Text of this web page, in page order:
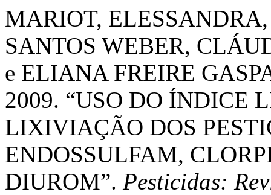
MARIOT,
SANTOS WEBER,
e ELIANA FREIRE
2009. “USO DO ÍNDICE
LIXIVIAÇÃO DOS
ENDOSSULFAM,
DIUROM”. Pesticidas: